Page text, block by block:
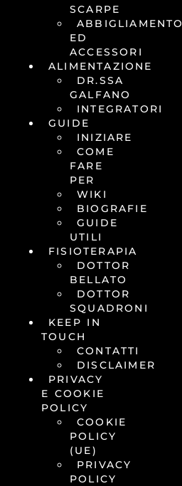
SCARPE
ABBIGLIAMENTO
ED
ACCESSORI
ALIMENTAZIONE
DR.SSA
GALFANO
INTEGRATORI
GUIDE
INIZIARE
COME
FARE
PER
WIKI
BIOGRAFIE
GUIDE
UTILI
FISIOTERAPIA
DOTTOR
BELLATO
DOTTOR
SQUADRONI
KEEP IN
TOUCH
CONTATTI
DISCLAIMER
PRIVACY
E COOKIE
POLICY
COOKIE
POLICY
(UE)
PRIVACY
POLICY